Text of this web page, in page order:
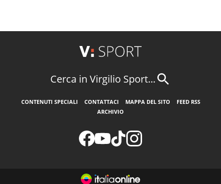
Cerca in Virgilio Sport...
CONTENUTI SPECIALI CONTATTACI MAPPA DEL SITO
FEED RSS
ARCHIVIO